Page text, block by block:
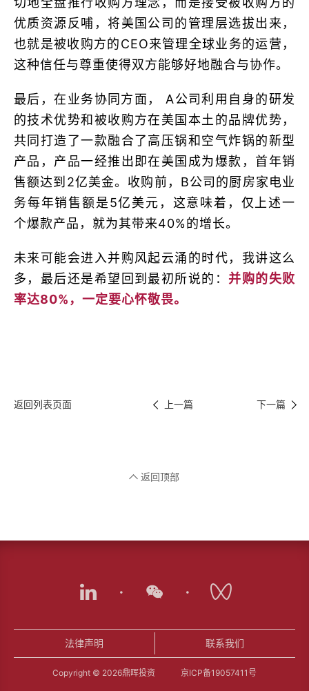
优质资源反哺，将美国公司的管理层选拔出来，
也就是被收购方的CEO来管理全球业务的运营，
这种信任与尊重使得双方能够好地融合与协作。
最后，在业务协同方面， A公司利用自身的研发
的技术优势和被收购方在美国本土的品牌优势，
共同打造了一款融合了高压锅和空气炸锅的新型
产品，产品一经推出即在美国成为爆款，首年销
售额达到2亿美金。收购前，B公司的厨房家电业
务每年销售额是5亿美元，这意味着，仅上述一
个爆款产品，就为其带来40%的增长。
未来可能会进入并购风起云涌的时代，我讲这么
多，最后还是希望回到最初所说的： 并购的失败
率达80%，一定要心怀敬畏。
返回列表页面 上一篇 下一篇
返回顶部
· ·
法律声明 联系我们
Copyright © 2026鼎晖投资 京ICP备19057411号